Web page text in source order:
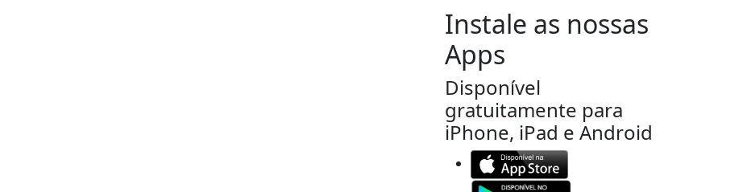
Instale as nossas
Apps
Disponível
gratuitamente para
iPhone, iPad e Android